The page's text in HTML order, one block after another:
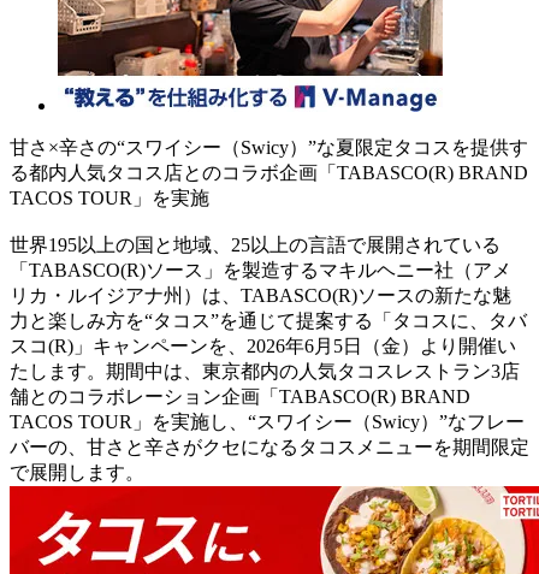
甘さ×辛さの“スワイシー（Swicy）”な夏限定タコスを提供す
る都内人気タコス店とのコラボ企画「TABASCO(R) BRAND
TACOS TOUR」を実施
世界195以上の国と地域、25以上の言語で展開されている
「TABASCO(R)ソース」を製造するマキルヘニー社（アメ
リカ・ルイジアナ州）は、TABASCO(R)ソースの新たな魅
力と楽しみ方を“タコス”を通じて提案する「タコスに、タバ
スコ(R)」キャンペーンを、2026年6月5日（金）より開催い
たします。期間中は、東京都内の人気タコスレストラン3店
舗とのコラボレーション企画「TABASCO(R) BRAND
TACOS TOUR」を実施し、“スワイシー（Swicy）”なフレー
バーの、甘さと辛さがクセになるタコスメニューを期間限定
で展開します。